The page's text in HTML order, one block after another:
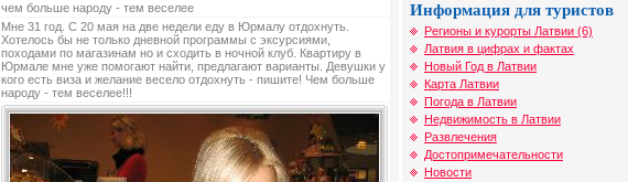
чем больше народу - тем веселее
Мне 31 год. С 20 мая на две недели еду в Юрмалу отдохнуть.
Хотелось бы не только дневной программы с эксурсиями,
походами по магазинам но и сходить в ночной клуб. Квартиру в
Юрмале мне уже помогают найти, предлагают варианты. Девушки у
кого есть виза и желание весело отдохнуть - пишите! Чем больше
народу - тем веселее!!!
Информация для туристов
Регионы и курорты Латвии (6)
Латвия в цифрах и фактах
Новый Год в Латвии
Карта Латвии
Погода в Латвии
Недвижимость в Латвии
Развлечения
Достопримечательности
Новости